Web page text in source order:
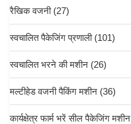
रैखिक वजनी(27)
स्वचालित पैकेजिंग प्रणाली(101)
स्वचालित भरने की मशीन (26)
मल्टीहेड वजनी पैकिंग मशीन (36)
कार्यक्षेत्र फार्म भरें सील पैकेजिंग मशीन